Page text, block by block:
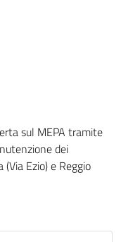
sul MEPA tramite
dei
Ezio) e Reggio